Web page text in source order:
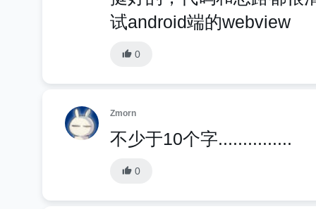
试android端的webview
0
Zmorn
不少于10个字...............
0